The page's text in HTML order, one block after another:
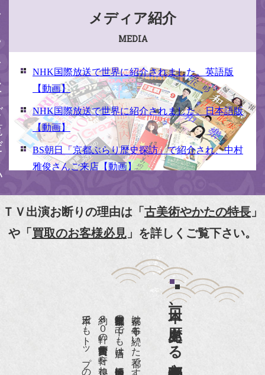
い メディア紹介
MEDIA
NHK国際放送で世界に紹介されました。英語版
【動画】
NHK国際放送で世界に紹介されました。日本語版
【動画】
BS朝日「京都ぶらり歴史探訪」で紹介され、中村
雅俊さんご来店【動画】
【動画】
『京都新聞』とKBS京都で鴨東まちなか美術館を
『和楽』7月号 樋口可南子さんがお店へ！！
『樋口可南子の古寺散歩』（5月17日発行）
NHK「趣味Do楽」とよた真帆さんご来店！【動
ＴＶ出演お断りの理由は「古美術やかたの特長 」
や「買取のお客様必見 」を詳しくご覧下さい。
日本一、歴史ある
京都は千年も続いた都です。
約８０軒の古美術骨董商が軒を連ねる、